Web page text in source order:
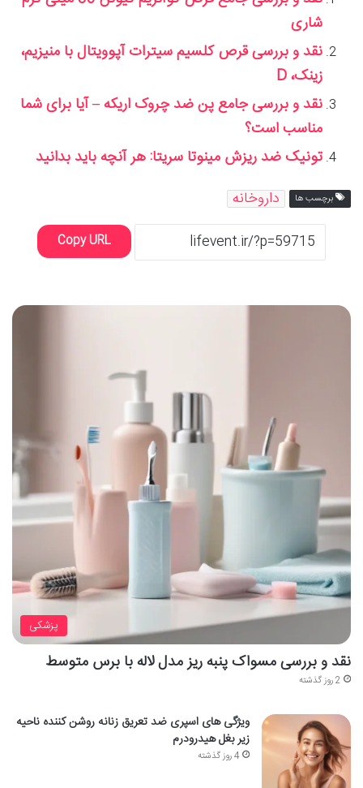
شاری
نقد و بررسی قرص کلسیم سیترات آپوویتال با منیزیم،
زینک، D
نقد و بررسی جامع پن ضد چروک اریکه – آیا برای شما
مناسب است؟
تونیک ضد ریزش مینوتا سریتا: هر آنچه باید بدانید
برچسب ها داروخانه
Copy URL
پزشکی
نقد و بررسی مسواک پنبه ریز مدل لاله با برس متوسط
2 روز گذشته
ویژگی های اسپری ضد تعریق زنانه روشن کننده ناحیه
زیر بغل هیدرودرم
4 روز گذشته